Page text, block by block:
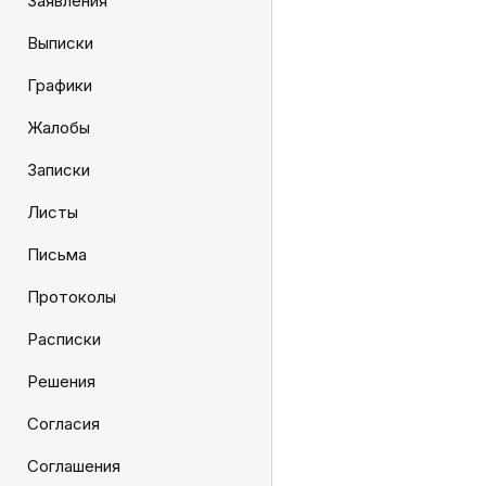
Выписки
Графики
Жалобы
Записки
Листы
Письма
Протоколы
Расписки
Решения
Согласия
Соглашения